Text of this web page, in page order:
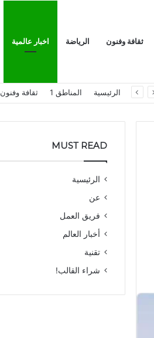
ثقافة وفنون الرياضة اخبار عالمية
الرئيسية المناطق 1 ثقافة وفنون
MUST READ
الرئيسية
عن
فريق العمل
أخبار العالم
تقنية
شراء القالب!